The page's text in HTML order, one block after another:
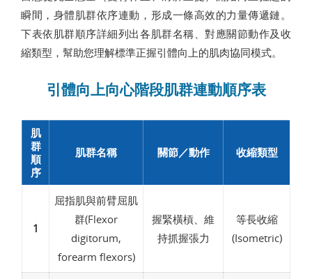
瞬間，身體肌群依序連動，形成一條高效的力量傳遞鏈。
下表依肌群順序詳細列出各肌群名稱、對應關節動作及收
縮類型，幫助您理解標準正握引體向上的肌肉協同模式。
引體向上向心階段肌群連動順序表
肌
群
順
序
肌群名稱 關節／動作 收縮類型
1
屈指肌與前臂屈肌
群(Flexor
digitorum,
forearm flexors)
握緊橫槓、維
持抓握張力
等長收縮
(Isometric)